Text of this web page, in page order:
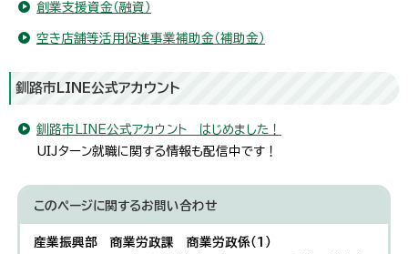
創業支援資金（融資）
空き店舗等活用促進事業補助金（補助金）
釧路市LINE公式アカウント
釧路市LINE公式アカウント はじめました！
UIJターン就職に関する情報も配信中です！
このページに関するお問い合わせ
産業振興部 商業労政課 商業労政係（1）